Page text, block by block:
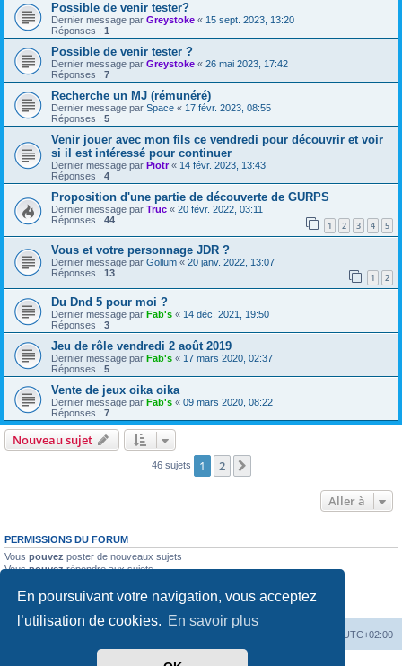
En poursuivant votre navigation, vous acceptez
l’utilisation de cookies. En savoir plus
Possible de venir tester?
Dernier message par Greystoke « 15 sept. 2023, 13:20
Réponses : 1
Possible de venir tester ?
Dernier message par Greystoke « 26 mai 2023, 17:42
Réponses : 7
Recherche un MJ (rémunéré)
Dernier message par Space « 17 févr. 2023, 08:55
Réponses : 5
Venir jouer avec mon fils ce vendredi pour découvrir et voir
si il est intéressé pour continuer
Dernier message par Piotr« 14 févr. 2023, 13:43
Réponses : 4
Proposition d'une partie de découverte de GURPS
Dernier message par Truc « 20 févr. 2022, 03:11
Réponses : 44 1 2 3 4 5
Vous et votre personnage JDR ?
Dernier message par Gollum « 20 janv. 2022, 13:07
Réponses : 13 1 2
Du Dnd 5 pour moi ?
Dernier message par Fab's « 14 déc. 2021, 19:50
Réponses : 3
Jeu de rôle vendredi 2 août 2019
Dernier message par Fab's « 17 mars 2020, 02:37
Réponses : 5
Vente de jeux oika oika
Dernier message par Fab's « 09 mars 2020, 08:22
Réponses : 7
Nouveau sujet
46 sujets 1 2
Aller à
PERMISSIONS DU FORUM
Vous pouvez poster de nouveaux sujets
Vouspouvezrépondre aux sujets
Vousne pouvez passupprimer vos messages
ne pouvez pas joindre des fichiers
UTC+02:00